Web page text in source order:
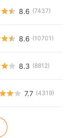
8.6 (7437)
8.6 (10701)
8.3 (8812)
7.7 (4319)